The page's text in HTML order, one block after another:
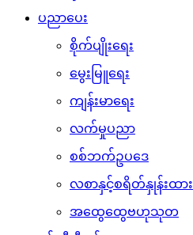
ပညာပေး
စိုက်ပျိုးရေး
မွေးမြူရေး
ကျန်းမာရေး
လက်မှုပညာ
စစ်ဘက်ဥပဒေ
လစာနှင့်စရိတ်နှုန်းထား
အထွေထွေဗဟုသုတ